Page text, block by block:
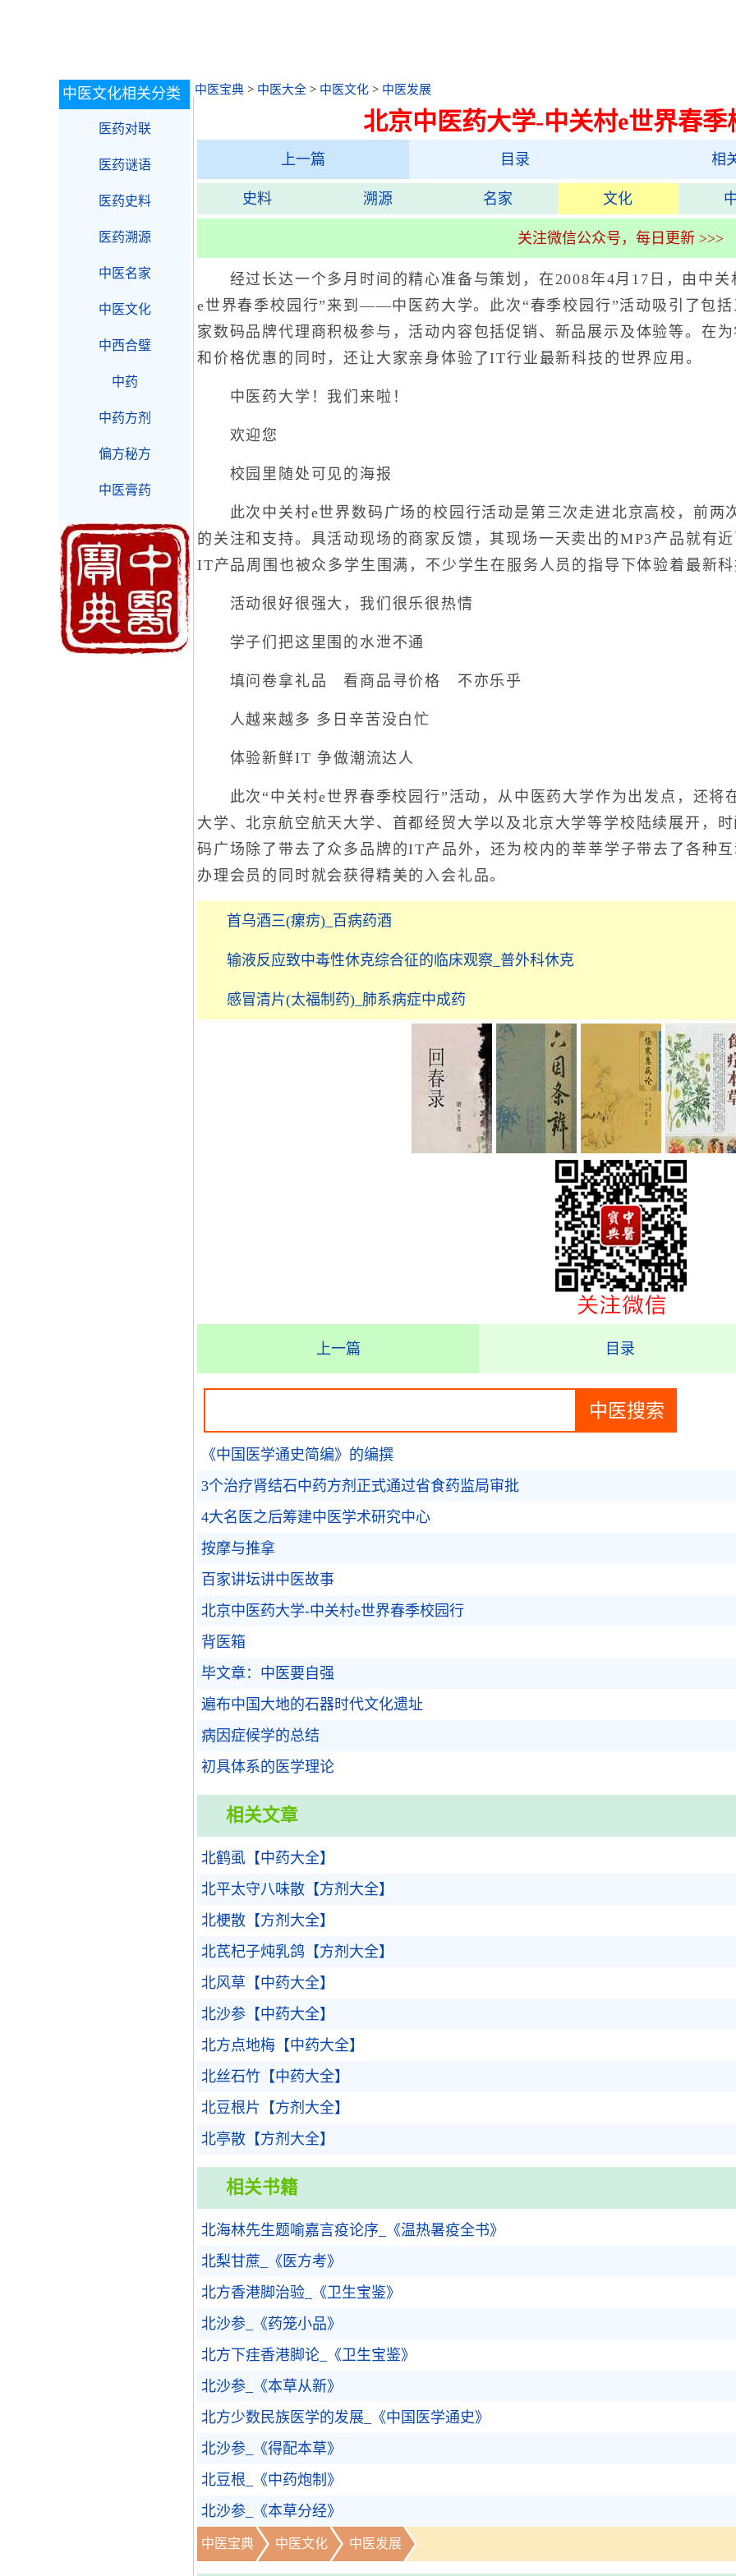
中医宝典 > 中医大全 > 中医文化 > 中医发展
北京中医药大学-中关村e世界春季
上一篇 目录 相
史料 溯源 名家 文化
关注微信公众号，每日更新 >>>
经过长达一个多月时间的精心准备与策划，在2008年4月17日，由中关
e世界春季校园行”来到——中医药大学。此次“春季校园行”活动吸引了包
家数码品牌代理商积极参与，活动内容包括促销、新品展示及体验等。在
和价格优惠的同时，还让大家亲身体验了IT行业最新科技的世界应用。
中医药大学！我们来啦！
欢迎您
校园里随处可见的海报
此次中关村e世界数码广场的校园行活动是第三次走进北京高校，前两
的关注和支持。具活动现场的商家反馈，其现场一天卖出的MP3产品就有
IT产品周围也被众多学生围满，不少学生在服务人员的指导下体验着最新
活动很好很强大，我们很乐很热情
学子们把这里围的水泄不通
填问卷拿礼品 看商品寻价格 不亦乐乎
人越来越多 多日辛苦没白忙
体验新鲜IT 争做潮流达人
此次“中关村e世界春季校园行”活动，从中医药大学作为出发点，还将
大学、北京航空航天大学、首都经贸大学以及北京大学等学校陆续展开，
码广场除了带去了众多品牌的IT产品外，还为校内的莘莘学子带去了各种
办理会员的同时就会获得精美的入会礼品。
首乌酒三(瘰疠)_百病药酒
输液反应致中毒性休克综合征的临床观察_普外科休克
感冒清片(太福制药)_肺系病症中成药
上一篇 目录
《中国医学通史简编》的编撰
3个治疗肾结石中药方剂正式通过省食药监局审批
4大名医之后筹建中医学术研究中心
按摩与推拿
百家讲坛讲中医故事
北京中医药大学-中关村e世界春季校园行
背医箱
毕文章：中医要自强
遍布中国大地的石器时代文化遗址
病因症候学的总结
初具体系的医学理论
相关文章
北鹤虱【中药大全】
北平太守八味散【方剂大全】
北梗散【方剂大全】
北芪杞子炖乳鸽【方剂大全】
北风草【中药大全】
北沙参【中药大全】
北方点地梅【中药大全】
北丝石竹【中药大全】
北豆根片【方剂大全】
北亭散【方剂大全】
相关书籍
北海林先生题喻嘉言疫论序_《温热暑疫全书》
北梨甘蔗_《医方考》
北方香港脚治验_《卫生宝鉴》
北沙参_《药笼小品》
北方下疰香港脚论_《卫生宝鉴》
北沙参_《本草从新》
北方少数民族医学的发展_《中国医学通史》
北沙参_《得配本草》
北豆根_《中药炮制》
北沙参_《本草分经》
中医宝典 中医文化 中医发展
中医文化相关分类
医药对联
医药谜语
医药史料
医药溯源
中医名家
中医文化
中西合璧
中药
中药方剂
偏方秘方
中医膏药